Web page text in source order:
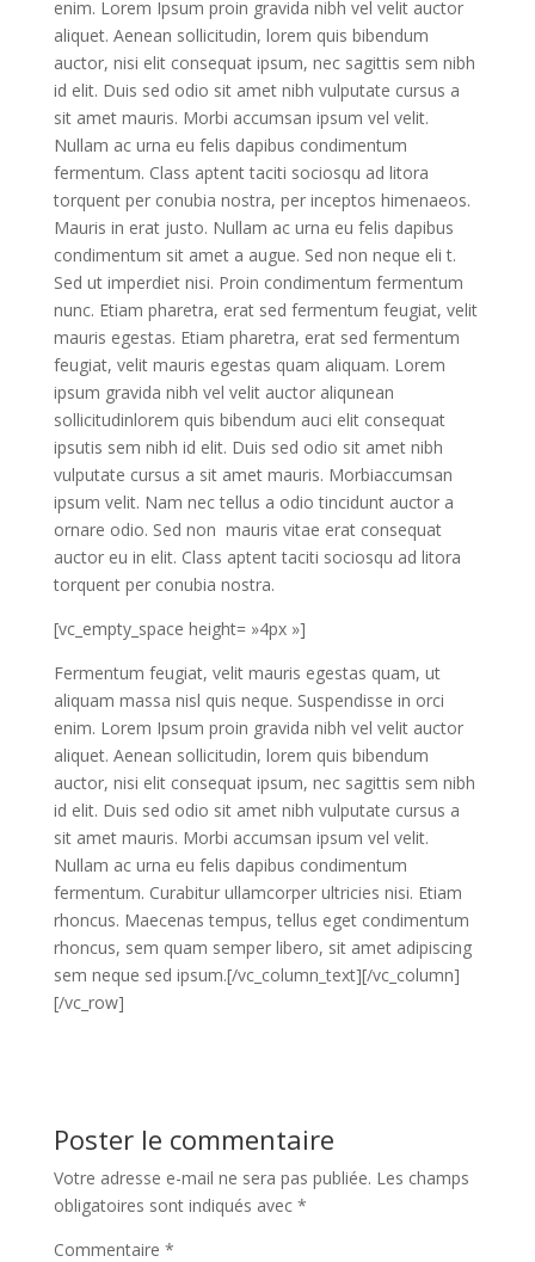
enim. Lorem Ipsum proin gravida nibh vel velit auctor
aliquet. Aenean sollicitudin, lorem quis bibendum
auctor, nisi elit consequat ipsum, nec sagittis sem nibh
id elit. Duis sed odio sit amet nibh vulputate cursus a
sit amet mauris. Morbi accumsan ipsum vel velit.
Nullam ac urna eu felis dapibus condimentum
fermentum. Class aptent taciti sociosqu ad litora
torquent per conubia nostra, per inceptos himenaeos.
Mauris in erat justo. Nullam ac urna eu felis dapibus
condimentum sit amet a augue. Sed non neque eli t.
Sed ut imperdiet nisi. Proin condimentum fermentum
nunc. Etiam pharetra, erat sed fermentum feugiat, velit
mauris egestas. Etiam pharetra, erat sed fermentum
feugiat, velit mauris egestas quam aliquam. Lorem
ipsum gravida nibh vel velit auctor aliqunean
sollicitudinlorem quis bibendum auci elit consequat
ipsutis sem nibh id elit. Duis sed odio sit amet nibh
vulputate cursus a sit amet mauris. Morbiaccumsan
ipsum velit. Nam nec tellus a odio tincidunt auctor a
ornare odio. Sed non mauris vitae erat consequat
auctor eu in elit. Class aptent taciti sociosqu ad litora
torquent per conubia nostra.
[vc_empty_space height= »4px »]
Fermentum feugiat, velit mauris egestas quam, ut
aliquam massa nisl quis neque. Suspendisse in orci
enim. Lorem Ipsum proin gravida nibh vel velit auctor
aliquet. Aenean sollicitudin, lorem quis bibendum
auctor, nisi elit consequat ipsum, nec sagittis sem nibh
id elit. Duis sed odio sit amet nibh vulputate cursus a
sit amet mauris. Morbi accumsan ipsum vel velit.
Nullam ac urna eu felis dapibus condimentum
fermentum. Curabitur ullamcorper ultricies nisi. Etiam
rhoncus. Maecenas tempus, tellus eget condimentum
rhoncus, sem quam semper libero, sit amet adipiscing
sem neque sed ipsum.[/vc_column_text][/vc_column]
[/vc_row]
Poster le commentaire
Votre adresse e-mail ne sera pas publiée. Les champs
obligatoires sont indiqués avec *
Commentaire *